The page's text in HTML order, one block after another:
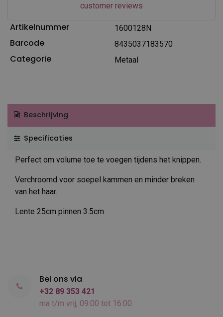
customer reviews
Artikelnummer 1600128N
Barcode 8435037183570
Categorie Metaal
Beschrijving
Specificaties
Perfect om volume toe te voegen tijdens het knippen.
Verchroomd voor soepel kammen en minder breken
van het haar.
Lente 25cm pinnen 3.5cm
Bel ons via
+32 89 353 421
ma t/m vrij, 09:00 tot 16:00